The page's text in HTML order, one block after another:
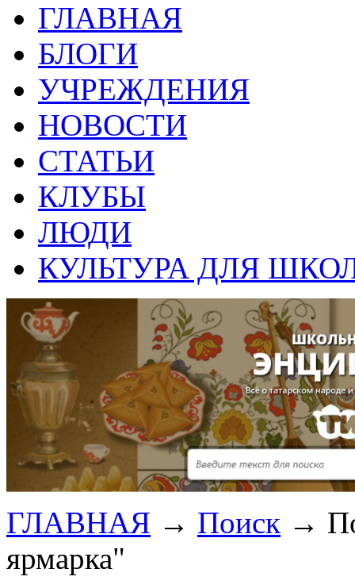
ГЛАВНАЯ
БЛОГИ
УЧРЕЖДЕНИЯ
НОВОСТИ
СТАТЬИ
КЛУБЫ
ЛЮДИ
КУЛЬТУРА ДЛЯ
ГЛАВНАЯ → Поиск →
ярмарка"